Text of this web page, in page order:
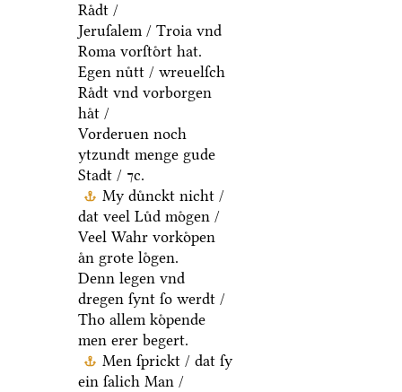
Raͤdt /
Jeruſalem / Troia vnd
Roma vorſtoͤrt hat.
Egen nuͤtt / wreuelſch
Raͤdt vnd vorborgen
haͤt /
Vorderuen noch
ytzundt menge gude
Stadt / ⁊c.
My duͤnckt nicht /
dat veel Luͤd moͤgen /
Veel Wahr vorkoͤpen
aͤn grote loͤgen.
Denn legen vnd
dregen ſynt ſo werdt /
Tho allem koͤpende
men erer begert.
Men ſprickt / dat ſy
ein ſalich Man /